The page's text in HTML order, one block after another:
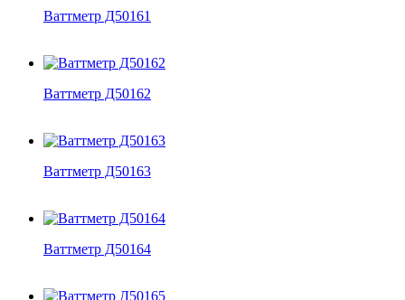
Ваттметр Д50161
Ваттметр Д50162
Ваттметр Д50163
Ваттметр Д50164